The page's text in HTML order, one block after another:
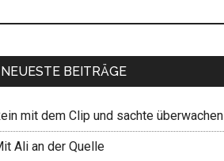
NEUESTE BEITRÄGE
mit dem Clip und sachte überwachen
Ali an der Quelle